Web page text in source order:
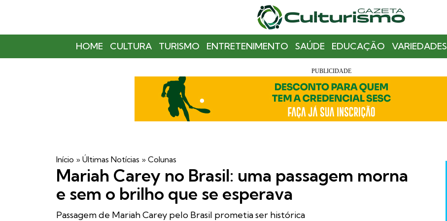
HOME CULTURA TURISMO ENTRETENIMENTO SAÚDE EDUCAÇÃO VARIEDADES
Início » Últimas Notícias » Colunas
Mariah Carey no Brasil: uma passagem morna
e sem o brilho que se esperava
Passagem de Mariah Carey pelo Brasil prometia ser histórica